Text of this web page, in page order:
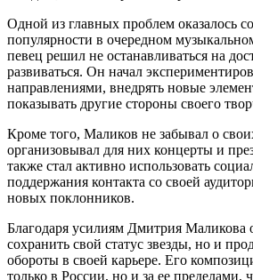
Одной из главных проблем оказалось
популярности в очередном
певец решил не останавливаться на
развиваться. Он начал
направлениями, внедрять новые
показывать другие стороны своего
Кроме того, Маликов не забывал о
организовывал для них концерты и
также стал активно использовать
поддержания контакта со своей
новых поклонников.
Благодаря усилиям Дмитрия Маликова
сохранить свой статус звезды, но и
обороты в своей карьере. Его
только в России, но и за ее пределами,